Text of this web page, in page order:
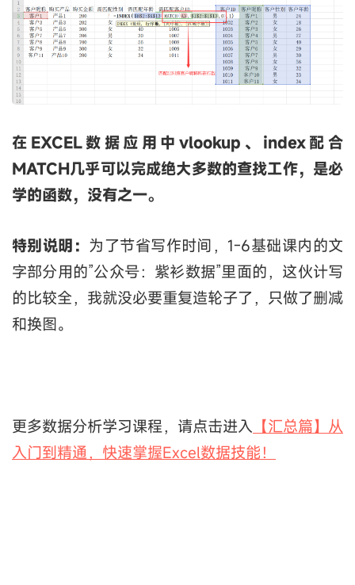
在EXCEL数据应用中vlookup、index配合
MATCH几乎可以完成绝大多数的查找工作，是必
学的函数，没有之一。
特别说明： 为了节省写作时间，1-6基础课内的文
字部分用的”公众号：紫衫数据”里面的，这伙计写
的比较全，我就没必要重复造轮子了，只做了删减
和换图。
更多数据分析学习课程，请点击进入 【汇总篇】从
入门到精通，快速掌握Excel数据技能！